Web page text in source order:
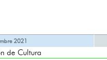
2021
Cultura